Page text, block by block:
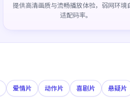
提供高清画质与流畅播放体验，弱网环境
适配码率。
爱情片 动作片 喜剧片 悬疑片